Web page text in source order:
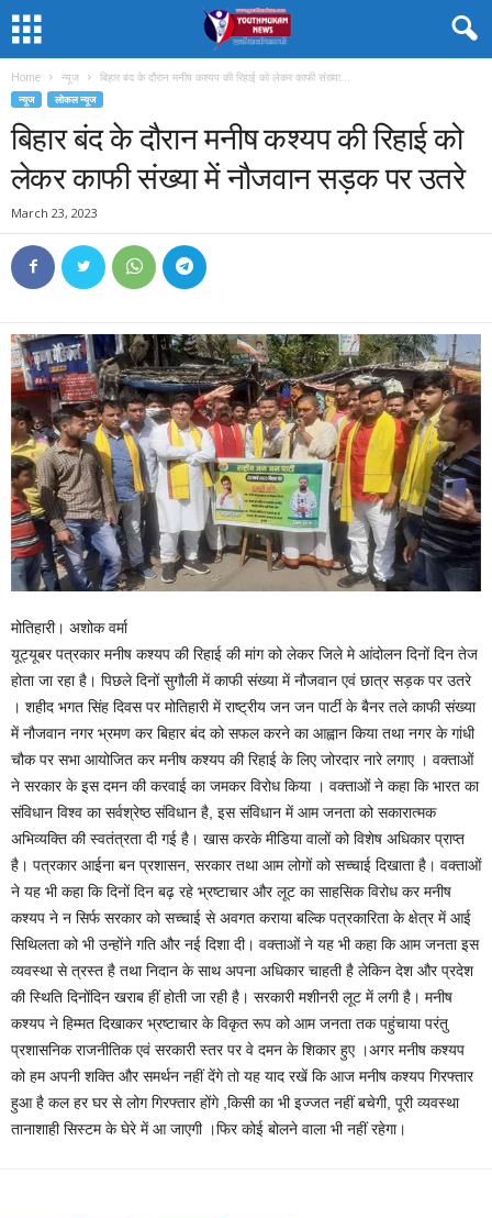
Home न्यूज बिहार बंद के दौरान मनीष कश्यप की रिहाई को लेकर काफी संख्या...
न्यूज लोकल न्यूज
बिहार बंद के दौरान मनीष कश्यप की रिहाई को
लेकर काफी संख्या में नौजवान सड़क पर उतरे
March 23, 2023
मोतिहारी। अशोक वर्मा
यूट्यूबर पत्रकार मनीष कश्यप की रिहाई की मांग को लेकर जिले मे आंदोलन दिनों दिन तेज
होता जा रहा है। पिछले दिनों सुगौली में काफी संख्या में नौजवान एवं छात्र सड़क पर उतरे
। शहीद भगत सिंह दिवस पर मोतिहारी में राष्ट्रीय जन जन पार्टी के बैनर तले काफी संख्या
में नौजवान नगर भ्रमण कर बिहार बंद को सफल करने का आह्वान किया तथा नगर के गांधी
चौक पर सभा आयोजित कर मनीष कश्यप की रिहाई के लिए जोरदार नारे लगाए । वक्ताओं
ने सरकार के इस दमन की करवाई का जमकर विरोध किया । वक्ताओं ने कहा कि भारत का
संविधान विश्व का सर्वश्रेष्ठ संविधान है, इस संविधान में आम जनता को सकारात्मक
अभिव्यक्ति की स्वतंत्रता दी गई है। खास करके मीडिया वालों को विशेष अधिकार प्राप्त
है। पत्रकार आईना बन प्रशासन, सरकार तथा आम लोगों को सच्चाई दिखाता है। वक्ताओं
ने यह भी कहा कि दिनों दिन बढ़ रहे भ्रष्टाचार और लूट का साहसिक विरोध कर मनीष
कश्यप ने न सिर्फ सरकार को सच्चाई से अवगत कराया बल्कि पत्रकारिता के क्षेत्र में आई
सिथिलता को भी उन्होंने गति और नई दिशा दी। वक्ताओं ने यह भी कहा कि आम जनता इस
व्यवस्था से त्रस्त है तथा निदान के साथ अपना अधिकार चाहती है लेकिन देश और प्रदेश
की स्थिति दिनोंदिन खराब हीं होती जा रही है। सरकारी मशीनरी लूट में लगी है। मनीष
कश्यप ने हिम्मत दिखाकर भ्रष्टाचार के विकृत रूप को आम जनता तक पहुंचाया परंतु
प्रशासनिक राजनीतिक एवं सरकारी स्तर पर वे दमन के शिकार हुए ।अगर मनीष कश्यप
को हम अपनी शक्ति और समर्थन नहीं देंगे तो यह याद रखें कि आज मनीष कश्यप गिरफ्तार
हुआ है कल हर घर से लोग गिरफ्तार होंगे ,किसी का भी इज्जत नहीं बचेगी, पूरी व्यवस्था
तानाशाही सिस्टम के घेरे में आ जाएगी ।फिर कोई बोलने वाला भी नहीं रहेगा।